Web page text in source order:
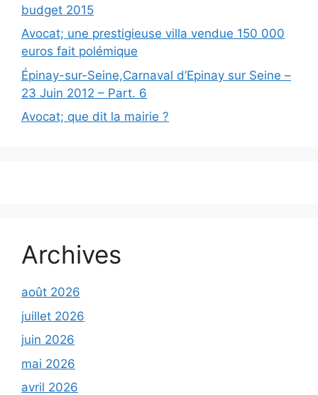
budget 2015
Avocat; une prestigieuse villa vendue 150 000
euros fait polémique
Épinay-sur-Seine,Carnaval d’Epinay sur Seine –
23 Juin 2012 – Part. 6
Avocat; que dit la mairie ?
Archives
août 2026
juillet 2026
juin 2026
mai 2026
avril 2026